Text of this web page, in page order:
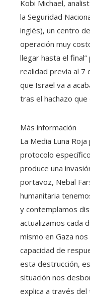
Kobi Michael,
la Seguridad
inglés), un centro
operación muy
llegar hasta el
realidad previa al 7
que Israel va a
tras el hachazo
Más información
La Media Luna
protocolo
produce una
portavoz, Nebal
humanitaria
y contemplamos
actualizamos cada
mismo en Gaza
capacidad de
esta destrucción,
situación nos
explica a través del